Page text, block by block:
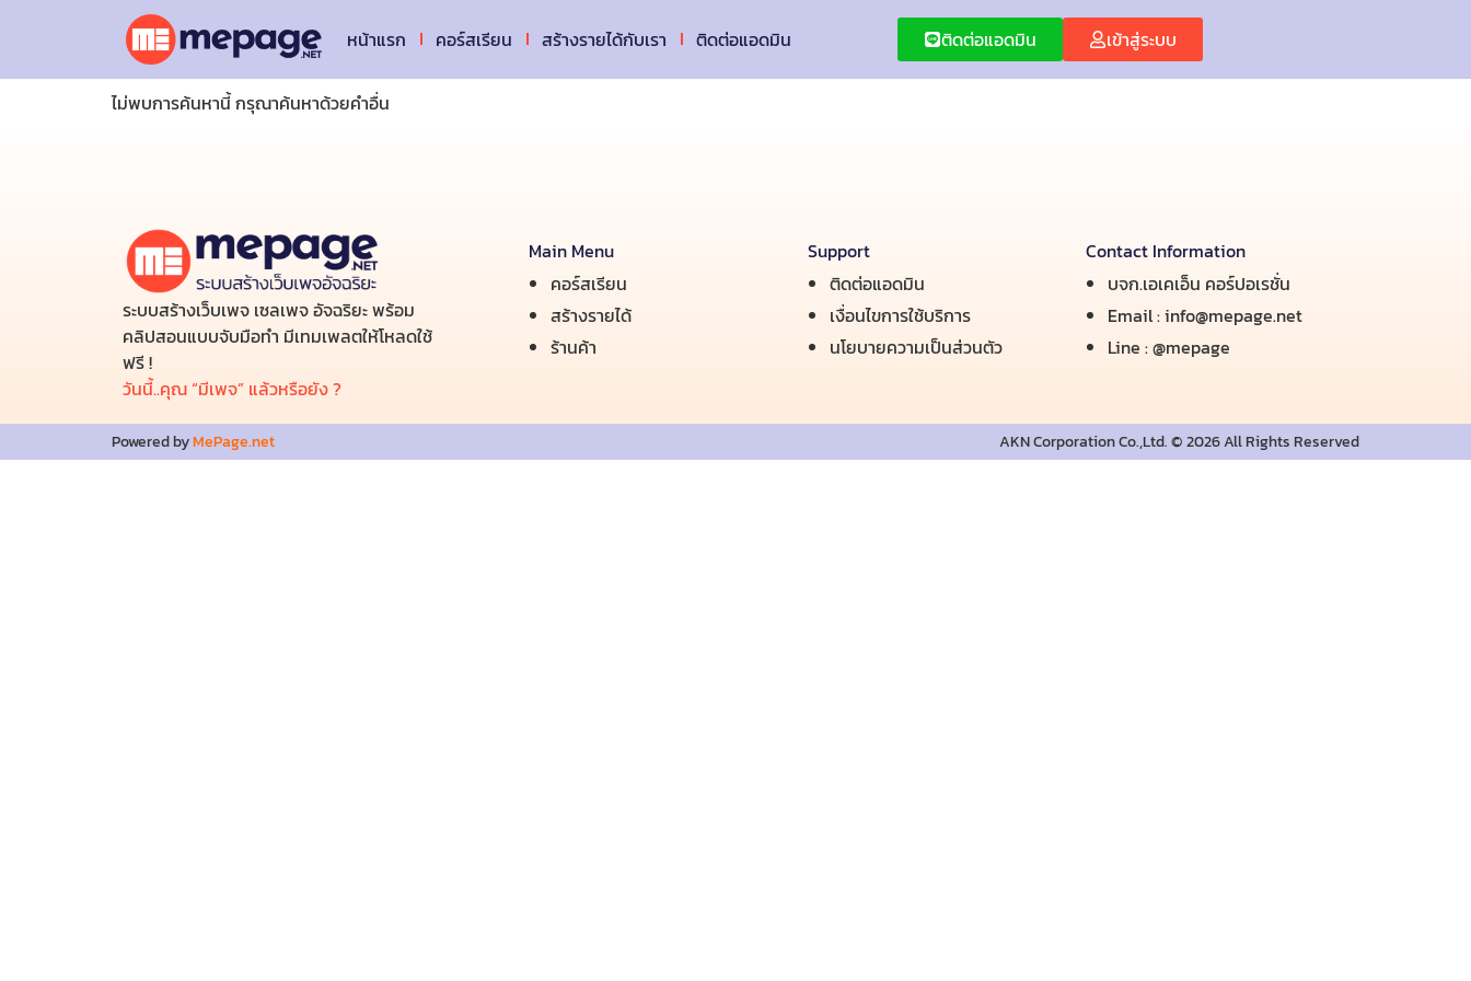
หน้าแรก คอร์สเรียน สร้างรายได้กับเรา ติดต่อแอดมิน ติดต่อแอดมิน เข้าสู่ระบบ
ไม่พบการค้นหานี้ กรุณาค้นหาด้วยคำอื่น
ระบบสร้างเว็บเพจ เซลเพจ อัจฉริยะ พร้อม
คลิปสอนแบบจับมือทำ มีเทมเพลตให้โหลดใช้
ฟรี !
วันนี้..คุณ “มีเพจ” แล้วหรือยัง ?
Main Menu
คอร์สเรียน
สร้างรายได้
ร้านค้า
Support
ติดต่อแอดมิน
เงื่อนไขการใช้บริการ
นโยบายความเป็นส่วนตัว
Contact Information
บจก.เอเคเอ็น คอร์ปอเรชั่น
Email :info@mepage.net
Line :@mepage
Powered byMePage.net AKN Corporation Co.,Ltd. © 2026 All Rights Reserved